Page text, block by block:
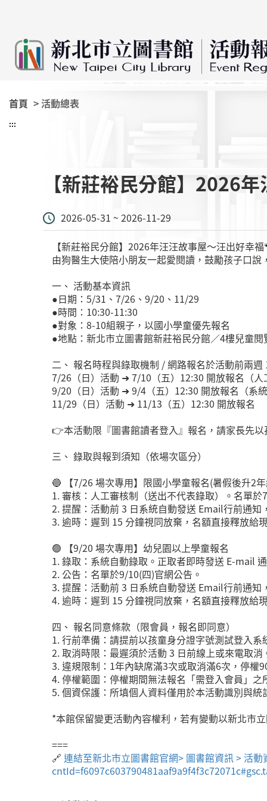
首頁 > 活動總表
:::
【新莊裕民分館】2026
2026-05-31 ~ 2026-11-29
【新莊裕民分館】2026年汪汪故事屋～汪出好幸福
由狗醫生大使陪小朋友一起愛閱讀，鼓勵孩子口
一、 活動基本資訊
●日期：5/31、7/26、9/20、11/29
●時間：10:30-11:30
●對象：8-10組親子，以國小學童優先報名
●地點：新北市立圖書館新莊裕民分館／4樓兒童
二、 報名時程與錄取機制 / 網路報名於活動前兩
7/26（日）活動 ➜ 7/10（五）12:30 開放報名（人
9/20（日）活動 ➜ 9/4（五）12:30 開放報名（系
11/29（日）活動 ➜ 11/13（五）12:30 開放報名
👉本活動限『圖書館讀者登入』報名，請家長先
三、 錄取與報到須知（依場次區分）
🔵 【7/26 場次專用】限國小學童報名(暑假後升2
1. 審核：人工審核制（送出不代表錄取）。名單
2. 提醒：活動前 3 日系統自動發送 Email行前通知
3. 逾時：遲到 15 分鐘視同放棄，名額直接釋放給
🟢 【9/20 場次專用】幼兒園以上學童報名
1. 錄取：系統自動錄取。正取者即時發送 E-mail
2. 公告：名單於9/10(四)官網公告。
3. 提醒：活動前 3 日系統自動發送 Email行前通知
4. 逾時：遲到 15 分鐘視同放棄，名額直接釋放給
四、 報名同意條款（限會員，報名即同意）
1. 行前準備：請提前以孩童身分證字號測試登入
2. 取消時限：最遲須於活動 3 日前線上或來電取消
3. 違規限制：1年內缺席滿3次或取消滿6次，停權
4. 停權範圍：停權期間無法報名「需登入會員」之
5. 個資保護：所填個人資料僅用於本活動識別與
*本館保留變更活動內容權利，若有變動以新北市
===
🔗 連結至新北市立圖書館官網> 圖書館資訊 > 活